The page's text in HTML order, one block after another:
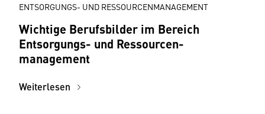
ENTSORGUNGS- UND RESSOURCENMANAGEMENT
Wichtige Berufsbilder im Bereich
Entsorgungs- und Ressourcen­
management
Weiterlesen